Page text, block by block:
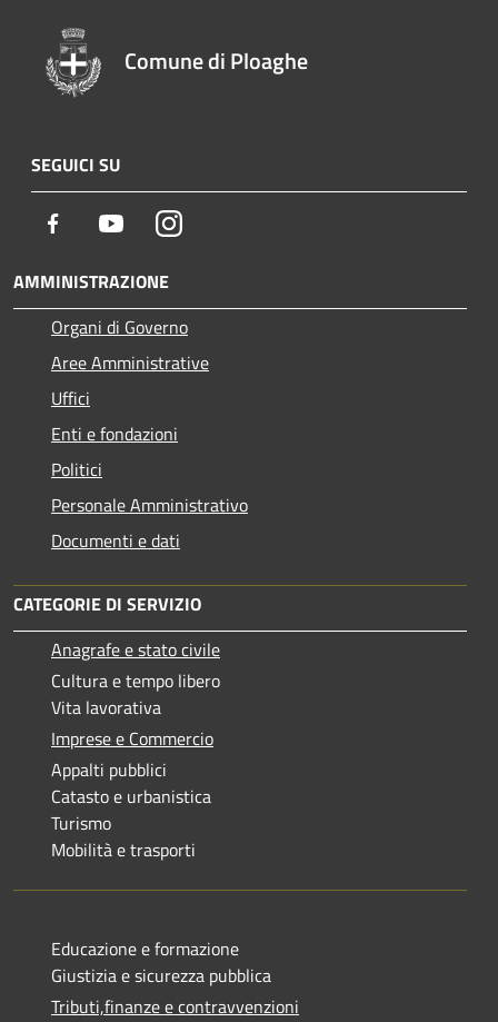
Comune di Ploaghe
SEGUICI SU
Facebook YoutubeInstagram
AMMINISTRAZIONE
Organi di Governo
Aree Amministrative
Uffici
Enti e fondazioni
Politici
Personale Amministrativo
Documenti e dati
CATEGORIE DI SERVIZIO
Anagrafe e stato civile
Cultura e tempo libero
Vita lavorativa
Imprese e Commercio
Appalti pubblici
Catasto e urbanistica
Turismo
Mobilità e trasporti
Educazione e formazione
Giustizia e sicurezza pubblica
Tributi,finanze e contravvenzioni